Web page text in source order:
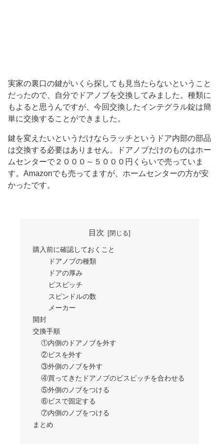
実家の裏口の鍵がいくら探しても見当たらないということ
だったので、自分でドアノブを交換してみました。種類に
もよると思うんですが、今回交換したインテグラル錠は簡
単に交換することができました。
鍵を変えたいというだけならラッチというドア内部の部品
は交換する必要はありません。ドアノブだけのものはホー
ムセンターで２０００～５０００円くらいで売っていま
す。Amazonでも売ってますが、ホームセンターの方が安
かったです。
目次
購入前に確認しておくこと
ドアノブの種類
ドアの厚み
ビスピッチ
スピンドルの数
メーカー
開封
交換手順
①内側のドアノブを外す
②ビスを外す
③外側のノブを外す
④買ってきたドアノブのビスピッチを合わせる
⑤外側のノブをつける
⑥ビスで固定する
⑦内側のノブをつける
まとめ